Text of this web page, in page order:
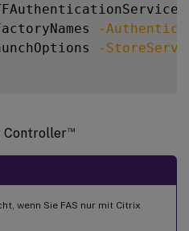
-
-
Controller™
wenn Sie FAS nur mit Citrix